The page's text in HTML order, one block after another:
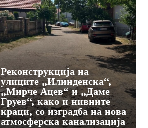
Реконструкција на
улиците „Илинденска“,
„Мирче Ацев“ и „Даме
Груев“, како и нивните
краци, со изградба на нова
атмосферска канализација